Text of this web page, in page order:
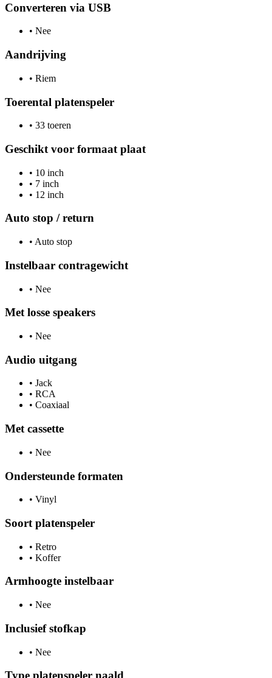
Converteren via USB
• Nee
Aandrijving
• Riem
Toerental platenspeler
• 33 toeren
Geschikt voor formaat plaat
• 10 inch
• 7 inch
• 12 inch
Auto stop / return
• Auto stop
Instelbaar contragewicht
• Nee
Met losse speakers
• Nee
Audio uitgang
• Jack
• RCA
• Coaxiaal
Met cassette
• Nee
Ondersteunde formaten
• Vinyl
Soort platenspeler
• Retro
• Koffer
Armhoogte instelbaar
• Nee
Inclusief stofkap
• Nee